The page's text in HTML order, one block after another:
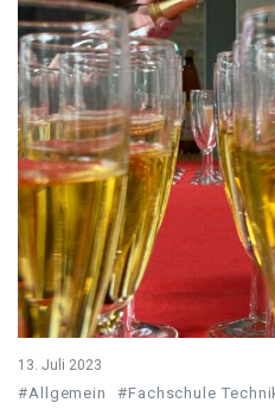
13. Juli 2023
#Allgemein #Fachschule